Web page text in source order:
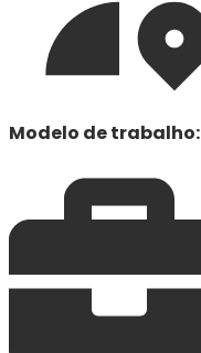
Modelo de trabalho: